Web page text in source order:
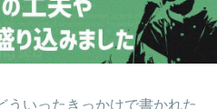
ういったきっかけで書かれた